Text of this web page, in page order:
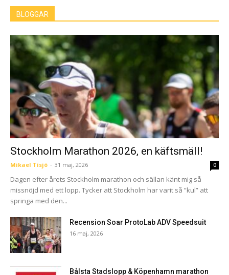
BLOGGAR
Stockholm Marathon 2026, en käftsmäll!
Mikael Tisjö - 31 maj, 2026 0
Dagen efter årets Stockholm marathon och sällan känt mig så
missnöjd med ett lopp. Tycker att Stockholm har varit så ”kul” att
springa med den...
Recension Soar ProtoLab ADV Speedsuit
16 maj, 2026
Bålsta Stadslopp & Köpenhamn marathon